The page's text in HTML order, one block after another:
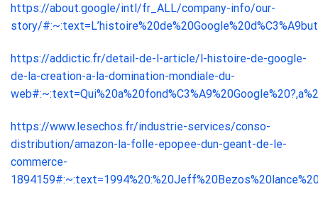
https://about.google/intl/fr_ALL/company-info/our-
story/
https://addictic.fr/detail-de-l-article/l-histoire-de-google-
de-la-creation-a-la-domination-mondiale-du-
https://www.lesechos.fr/industrie-services/conso-
distribution/amazon-la-folle-epopee-dun-geant-de-le-
commerce-